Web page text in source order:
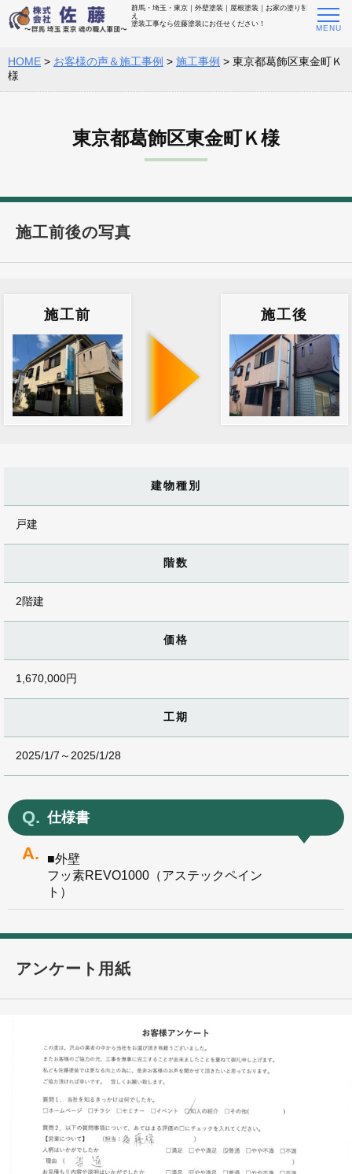
群馬・埼玉・東京｜外壁塗装｜屋根塗装｜お家の塗り替
え
塗装工事なら佐藤塗装にお任せください！
HOME > お客様の声＆施工事例 > 施工事例 > 東京都葛飾区東金町Ｋ
様
東京都葛飾区東金町Ｋ様
施工前後の写真
施工前 施工後
建物種別
戸建
階数
2階建
価格
1,670,000円
工期
2025/1/7～2025/1/28
仕様書
■外壁
フッ素REVO1000（アステックペイン
ト）
アンケート用紙